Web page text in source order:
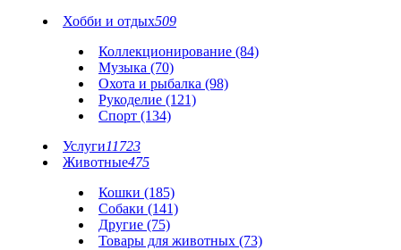
Хобби и отдых509
Коллекционирование (84)
Музыка (70)
Охота и рыбалка (98)
Рукоделие (121)
Спорт (134)
Услуги11723
Животные475
Кошки (185)
Собаки (141)
Другие (75)
Товары для животных (73)